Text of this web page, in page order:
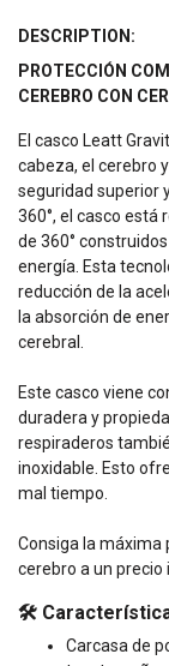
DESCRIPTION:
PROTECCIÓN
CEREBRO CON
El casco Leatt
cabeza, el cerebro
seguridad superior
360°, el casco está
de 360°
energía. Esta
reducción de la
la absorción de
cerebral.
Este casco viene
duradera y
respiraderos
inoxidable. Esto
mal tiempo.
Consiga la máxima
cerebro a un precio
🛠️
Carcasa de